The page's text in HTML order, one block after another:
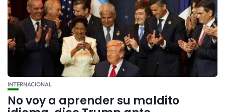
INTERNACIONAL
No voy a aprender su maldito